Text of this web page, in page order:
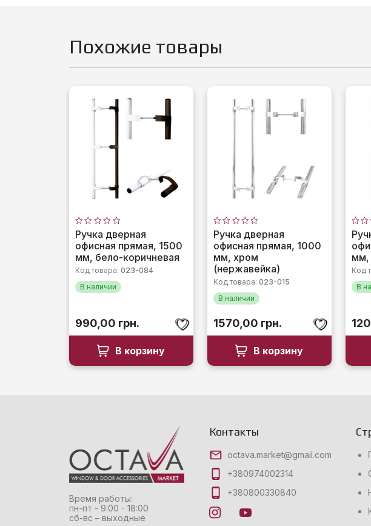
Похожие товары
Оценка
0
из
Ручка дверная
офисная прямая, 1500
мм, бело-коричневая
Код товара: 023-084
В наличии
990,00 грн.
В корзину
Оценка
0
из
Ручка дверная
офисная прямая, 1000
мм, хром
(нержавейка)
Код товара: 023-015
В наличии
1570,00 грн.
В корзину
0
из
мм,
Код
В
Время работы:
пн-пт - 9:00 - 18:00
сб-вс – выходные
Контакты
octava.market@gmail.com
+380974002314
+380800330840